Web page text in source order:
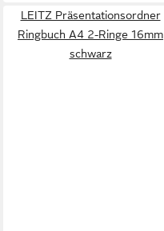
LEITZ Präsentationsordner
Ringbuch A4 2-Ringe 16mm
schwarz